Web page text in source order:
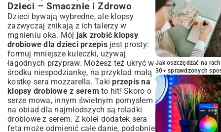
Dzieci – Smacznie i Zdrowo
Dzieci bywają wybredne, ale klopsy
zazwyczaj znikają z ich talerzy w
mgnieniu oka. Mój jak zrobić klopsy
drobiowe dla dzieci przepisjest prosty:
formuj mniejsze kuleczki, używaj
łagodnych przypraw. Możesz też ukryć w
środku niespodziankę, na przykład małą
kostkę sera mozzarella. Takiprzepis na
klopsy drobiowe z serem to hit! Skoro o
serze mowa, innym świetnym pomysłem
na obiad dla najmłodszych są roladki
drobiowe z serem. Z kolei dodatek sera
feta może odmienić całe danie, podobnie
Jak oszczędzać na
30+ sprawdzonych